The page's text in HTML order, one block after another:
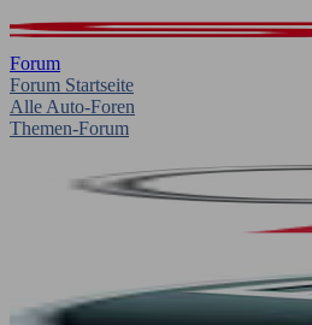
Forum
Forum Startseite
Alle Auto-Foren
Themen-Forum